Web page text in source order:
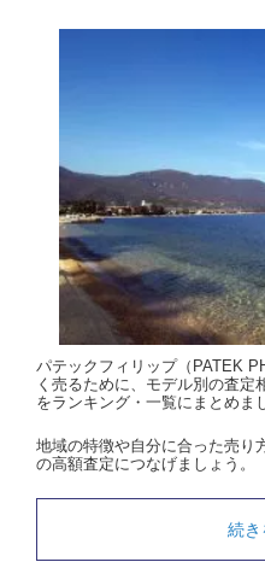
パテックフィリップ（PATEK
く売るために、モデル別の査
をランキング・一覧にまとめま
地域の特徴や自分に合った売り
の高額査定につなげましょう。
続き